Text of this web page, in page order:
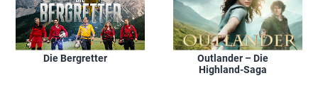
Die Bergretter
Outlander – Die
Highland-Saga